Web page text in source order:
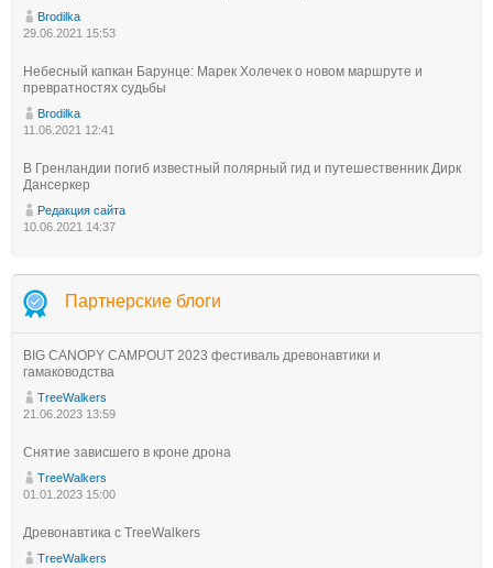
Brodilka
29.06.2021 15:53
Небесный капкан Барунце: Марек Холечек о новом маршруте и
превратностях судьбы
Brodilka
11.06.2021 12:41
В Гренландии погиб известный полярный гид и путешественник Дирк
Дансеркер
Редакция сайта
10.06.2021 14:37
Партнерские блоги
BIG CANOPY CAMPOUT 2023 фестиваль древонавтики и
гамаководства
TreeWalkers
21.06.2023 13:59
Снятие зависшего в кроне дрона
TreeWalkers
01.01.2023 15:00
Древонавтика с TreeWalkers
TreeWalkers